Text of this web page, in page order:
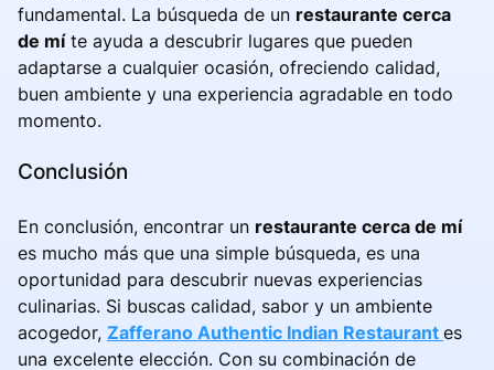
fundamental. La búsqueda de un restaurante cerca
de míte ayuda a descubrir lugares que pueden
adaptarse a cualquier ocasión, ofreciendo calidad,
buen ambiente y una experiencia agradable en todo
momento.
Conclusión
En conclusión, encontrar un restaurante cerca de mí
es mucho más que una simple búsqueda, es una
oportunidad para descubrir nuevas experiencias
culinarias. Si buscas calidad, sabor y un ambiente
acogedor, Zafferano Authentic Indian Restaurant es
una excelente elección. Con su combinación de